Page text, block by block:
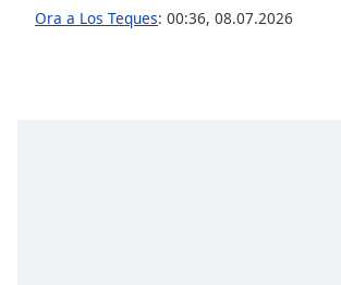
Ora a Los Teques: 00:36, 08.07.2026